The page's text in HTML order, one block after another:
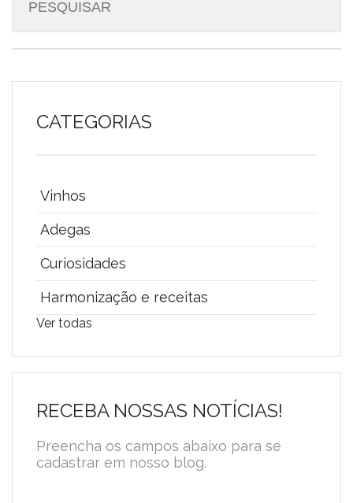
CATEGORIAS
Vinhos
Adegas
Curiosidades
Harmonização e receitas
Ver todas
RECEBA NOSSAS NOTÍCIAS!
Preencha os campos abaixo para se
cadastrar em nosso blog.